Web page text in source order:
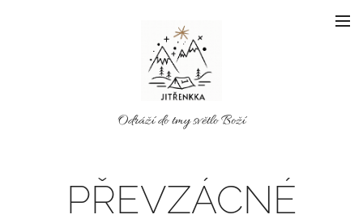
Odráží do tmy světlo Boží
PŘEVZÁCNÉ